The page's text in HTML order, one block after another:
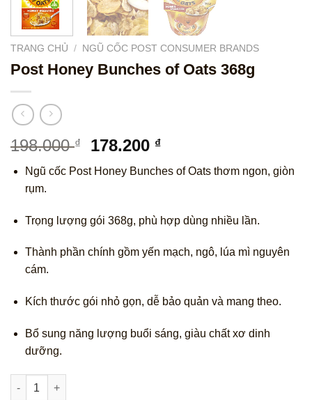
TRANG CHỦ / NGŨ CỐC POST CONSUMER BRANDS
Post Honey Bunches of Oats 368g
198.000₫
Giá
là:
178.200 ₫Giá
tại
178.200 ₫.
Ngũ cốc Post Honey Bunches of Oats thơm ngon, giòn
rụm.
Trọng lượng gói 368g, phù hợp dùng nhiều lần.
Thành phần chính gồm yến mạch, ngô, lúa mì nguyên
cám.
Kích thước gói nhỏ gọn, dễ bảo quản và mang theo.
Bổ sung năng lượng buổi sáng, giàu chất xơ dinh
dưỡng.
Post Honey Bunches of Oats 368g số lượng